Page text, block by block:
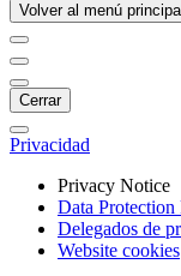
Volver al menú principal
Cerrar
Privacidad
Privacy Notice
Data Protection
Delegados de
Website cookies